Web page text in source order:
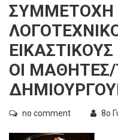
ΣΥΜΜΕΤΟΧΉ
ΟΙ ΜΑΘΗΤΈΣ/
no comment 8ο